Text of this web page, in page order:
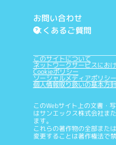
お問い合わせ
?
よくあるご質問
このサイトについて
ネットワークサービスにお
Cookieポリシー
ソーシャルメディアポリシー
個人情報取り扱いの基本方針
このWebサイト上の文書・
はサンエックス株式会社ま
ます。
これらの著作物の全部また
変更することは著作権法で